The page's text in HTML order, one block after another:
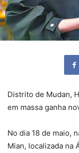
Distrito de Mudan,
em massa ganha
No dia 18 de maio,
Mian, localizada na